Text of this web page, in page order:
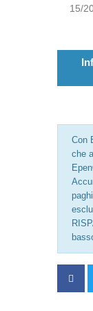
15/
Con
che